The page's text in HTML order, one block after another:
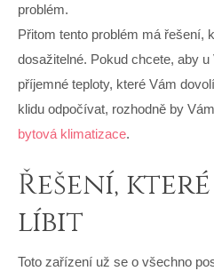
problém.
Přitom tento problém má řešení,
dosažitelné. Pokud chcete, aby
příjemné teploty, které Vám
klidu odpočívat, rozhodně by
bytová klimatizace.
Řešení,
líbit
Toto zařízení už se o všechno